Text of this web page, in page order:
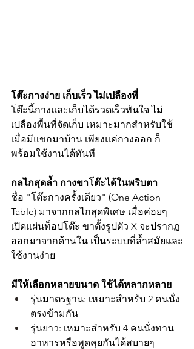
โต๊ะกางง่าย เก็บเร็ว ไม่เปลืองที่
โต๊ะนี้กางและเก็บได้รวดเร็วทันใจ ไม่
เปลืองพื้นที่จัดเก็บ เหมาะมากสำหรับใช้
เมื่อมีแขกมาบ้าน เพียงแค่กางออก ก็
พร้อมใช้งานได้ทันที
กลไกสุดล้ำ กางขาโต๊ะได้ในพริบตา
ชื่อ "โต๊ะกางครั้งเดียว" (One Action
Table) มาจากกลไกสุดพิเศษ เมื่อค่อยๆ
เปิดแผ่นท็อปโต๊ะ ขาตั้งรูปตัว X จะปรากฏ
ออกมาจากด้านใน เป็นระบบที่ล้ำสมัยและ
ใช้งานง่าย
มีให้เลือกหลายขนาด ใช้ได้หลากหลาย
รุ่นมาตรฐาน: เหมาะสำหรับ 2 คนนั่ง
ตรงข้ามกัน
รุ่นยาว: เหมาะสำหรับ 4 คนนั่งทาน
อาหารหรือพูดคุยกันได้สบายๆ